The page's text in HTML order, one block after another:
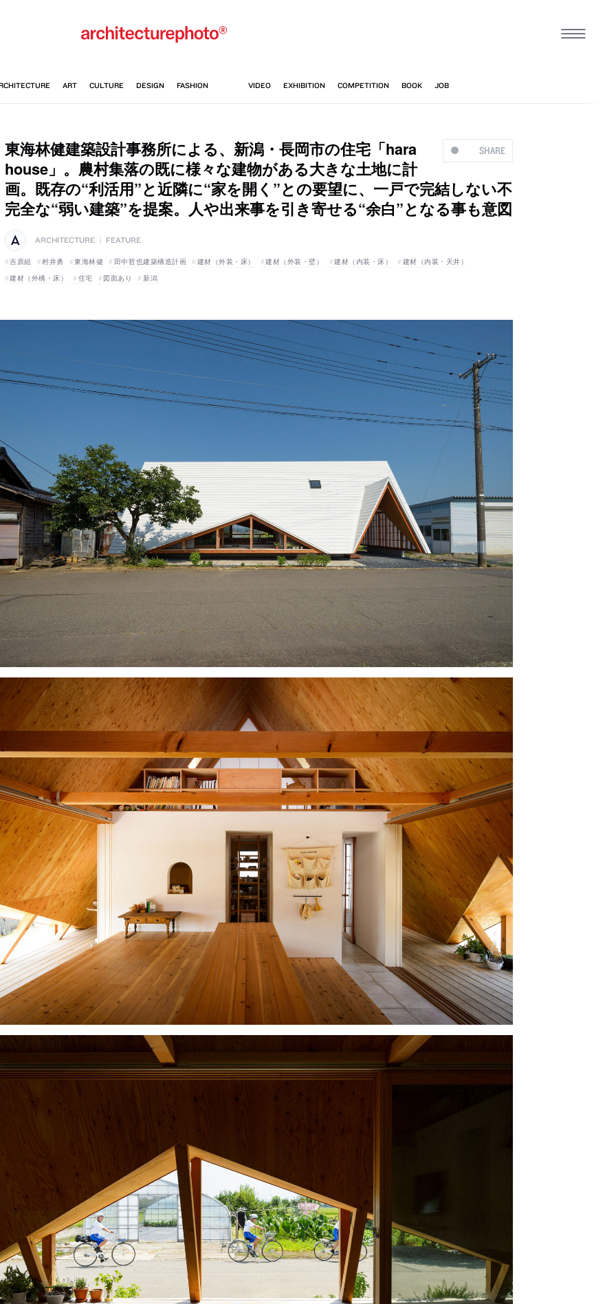
SHARE
東海林健建築設計事務所による、新潟・長岡市の住宅「hara
house」。農村集落の既に様々な建物がある大きな土地に計
画。既存の“利活用”と近隣に“家を開く”との要望に、一戸で完結しない不
完全な“弱い建築”を提案。人や出来事を引き寄せる“余白”となる事も意図
ARCHITECTURE FEATURE
吉原組 村井勇 東海林健 田中哲也建築構造計画 建材（外装・床） 建材（外装・壁） 建材（内装・床）
建材（内装・天井）
建材（外構・床）
住宅 図面あり 新潟